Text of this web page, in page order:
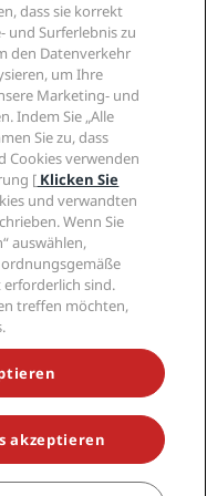
BELIEBTESTEN
RHG Radisson
Blu, Radisson Collection,
Inn & Suites, Prize by
dass sie korrekt
und Surferlebnis zu
den Datenverkehr
um Ihre
Marketing- und
Indem Sie „Alle
Sie zu, dass
Cookies verwenden
[ Klicken Sie
und verwandten
Wenn Sie
auswählen,
sind.
treffen möchten,
akzeptieren